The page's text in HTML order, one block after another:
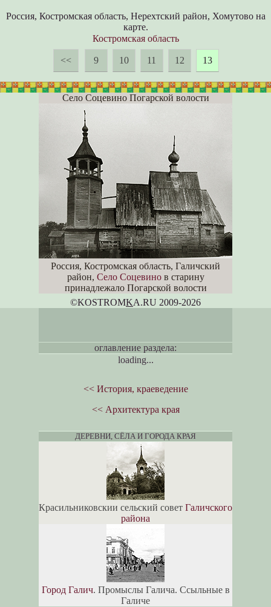
Россия, Костромская область, Нерехтский район, Хомутово на
карте.
Костромская область
<< 9 10 11 12 13
Село Соцевино Погарской волости
Россия, Костромская область, Галичский
район, Село Соцевинов старину
принадлежало Погарской волости
©KOSTROMKA.RU 2009-2026
оглавление раздела:
loading...
<< История, краеведение
<< Архитектура края
ДЕРЕВНИ, СЁЛА И ГОРОДА КРАЯ
Красильниковскии сельский совет Галичского
района
Город Галич. Промыслы Галича. Ссыльные в
Галиче